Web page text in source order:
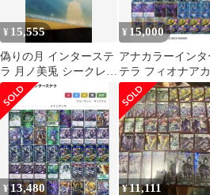
¥ 15,555
偽りの月 インターステ
ラ 月ノ美兎 シークレッ
ト
¥ 15,000
アナカラーインタ
テラ フィオナア
ク
¥13,480 ¥11,111